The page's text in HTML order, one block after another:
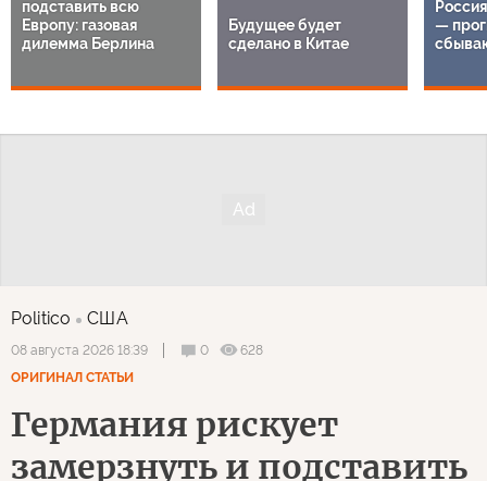
подставить всю
Европу: газовая
дилемма Берлина
Будущее будет
сделано в Китае
—
Politico США
08 августа 2026 18:39 0
628
ОРИГИНАЛ СТАТЬИ
Германия рискует
замерзнуть и подставить